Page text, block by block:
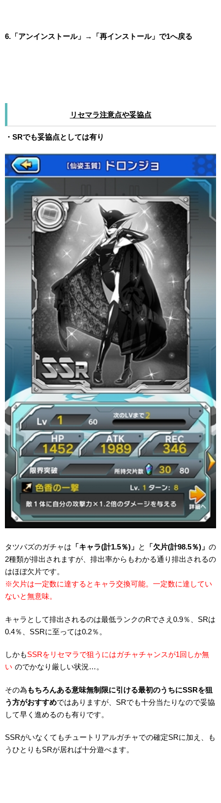
6.「アンインストール」→「再インストール」で1へ戻る
リセマラ注意点や妥協点
・SRでも妥協点としては有り
タツパズのガチャは 「キャラ(計1.5％)」 と 「欠片(計98.5％)」 の
2種類が排出されますが、排出率からもわかる通り排出されるの
はほぼ欠片です。
※欠片は一定数に達するとキャラ交換可能。一定数に達してい
ないと無意味。
キャラとして排出されるのは最低ランクのRでさえ0.9％、SRは
0.4％、SSRに至っては0.2％。
しかもSSRをリセマラで狙うにはガチャチャンスが1回しか無
い のでかなり厳しい状況…。
その為もちろんある意味無制限に引ける最初のうちにSSRを狙
う方がおすすめではありますが、SRでも十分当たりなので妥協
して早く進めるのも有りです。
SSRがいなくてもチュートリアルガチャでの確定SRに加え、も
うひとりもSRが居れば十分遊べます。